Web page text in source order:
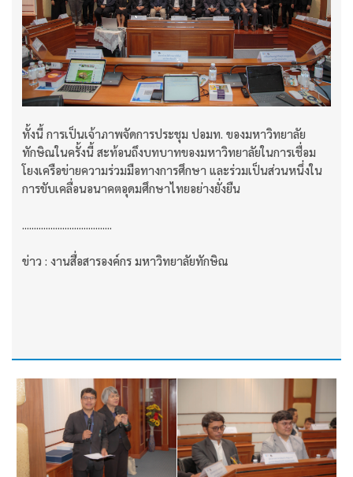
ทั้งนี้ การเป็นเจ้าภาพจัดการประชุม ปอมท. ของมหาวิทยาลัย
ทักษิณในครั้งนี้ สะท้อนถึงบทบาทของมหาวิทยาลัยในการเชื่อม
โยงเครือข่ายความร่วมมือทางการศึกษา และร่วมเป็นส่วนหนึ่งใน
การขับเคลื่อนอนาคตอุดมศึกษาไทยอย่างยั่งยืน
......................................
ข่าว : งานสื่อสารองค์กร มหาวิทยาลัยทักษิณ